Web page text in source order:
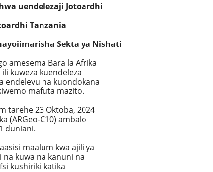
uendelezaji Jotoardhi
Tanzania
Sekta ya Nishati
amesema Bara la Afrika
kuweza kuendeleza
endelevu na kuondokana
mafuta mazito.
tarehe 23 Oktoba, 2024
(ARGeo-C10) ambalo
duniani.
maalum kwa ajili ya
na kuwa na kanuni na
kushiriki katika